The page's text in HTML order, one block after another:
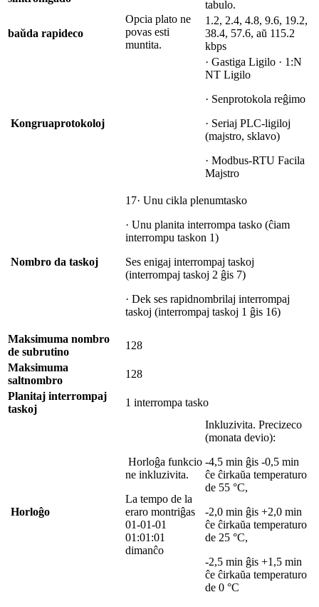
Opcia plato ne
povas esti
muntita.
tabulo.
baŭda rapideco
1.2, 2.4, 4.8, 9.6, 19.2,
38.4, 57.6, aŭ 115.2
kbps
Kongruaprotokoloj
· Gastiga Ligilo · 1:N
NT Ligilo
· Senprotokola reĝimo
· Seriaj PLC-ligiloj
(majstro, sklavo)
· Modbus-RTU Facila
Majstro
Nombro da taskoj
17· Unu cikla plenumtasko
· Unu planita interrompa tasko (ĉiam
interrompu taskon 1)
Ses enigaj interrompaj taskoj
(interrompaj taskoj 2 ĝis 7)
· Dek ses rapidnombrilaj interrompaj
taskoj (interrompaj taskoj 1 ĝis 16)
Maksimuma nombro
de subrutino
128
Maksimuma
saltnombro
128
Planitaj interrompaj
taskoj
1 interrompa tasko
Horloĝo
Horloĝa funkcio
ne inkluzivita.
La tempo de la
eraro montriĝas
01-01-01
01:01:01
dimanĉo
Inkluzivita. Precizeco
(monata devio):
-4,5 min ĝis -0,5 min
ĉe ĉirkaŭa temperaturo
de 55 °C,
-2,0 min ĝis +2,0 min
ĉe ĉirkaŭa temperaturo
de 25 °C,
-2,5 min ĝis +1,5 min
ĉe ĉirkaŭa temperaturo
de 0 °C